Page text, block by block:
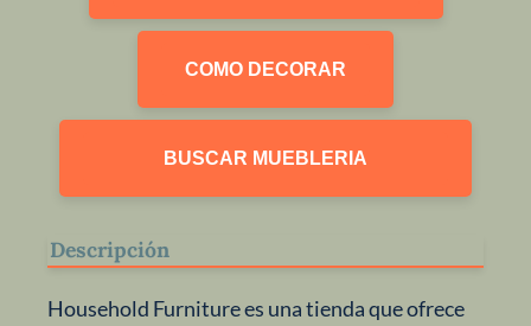
COMO DECORAR
BUSCAR MUEBLERIA
Descripción
Household Furniture es una tienda que ofrece